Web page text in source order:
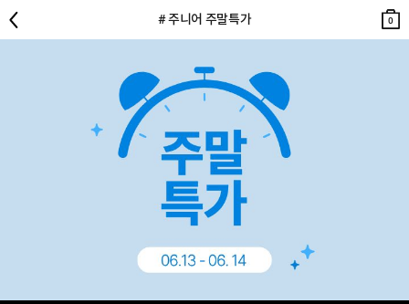
장바
구니
0
# 주니어 주말특가
장바
구니
0